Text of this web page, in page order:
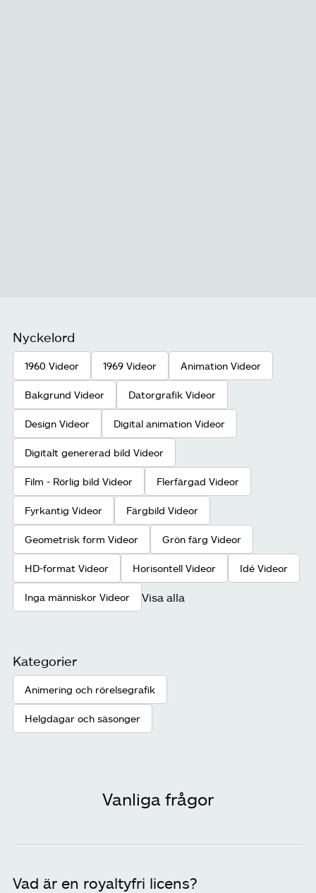
Nyckelord
1960 Videor 1969 Videor Animation Videor
Bakgrund Videor Datorgrafik Videor
Design Videor Digital animation Videor
Digitalt genererad bild Videor
Film - Rörlig bild Videor Flerfärgad Videor
Fyrkantig Videor Färgbild Videor
Geometrisk form Videor Grön färg Videor
HD-format Videor Horisontell Videor Idé Videor
Inga människor Videor Visa alla
Kategorier
Animering och rörelsegrafik
Helgdagar och säsonger
Vanliga frågor
Vad är en royaltyfri licens?